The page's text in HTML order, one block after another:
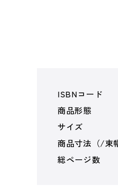
ISBNコード
商品形態
サイズ
商品寸法（/束
総ページ数